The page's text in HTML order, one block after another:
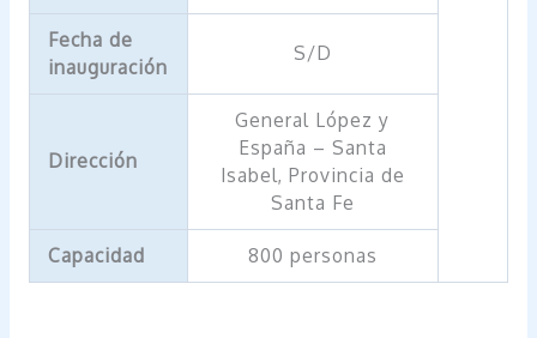
Fecha de
inauguración
S/D
Dirección
General López y
España – Santa
Isabel, Provincia de
Santa Fe
Capacidad 800 personas